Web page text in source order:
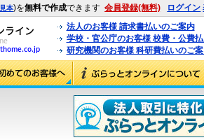
見本)を無料で作成できます 会員登録(無料) ログイン
法人のお客様 請求書払いのご案内
学校・官公庁のお客様 校費・公費
研究機関のお客様 科研費払いのご